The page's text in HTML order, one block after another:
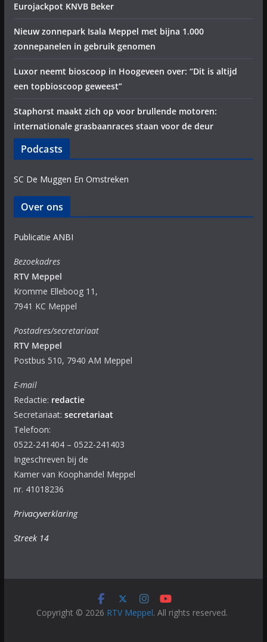
Eurojackpot KNVB Beker
Nieuw zonnepark Isala Meppel met bijna 1.000
zonnepanelen in gebruik genomen
Luxor neemt bioscoop in Hoogeveen over: “Dit is altijd
een topbioscoop geweest”
Staphorst maakt zich op voor brullende motoren:
internationale grasbaanraces staan voor de deur
Podcasts
SC De Muggen En Omstreken
Over ons
Publicatie ANBI
Bezoekadres
RTV Meppel
Kromme Elleboog 11,
7941 KC Meppel
Postadres/secretariaat
RTV Meppel
Postbus 510, 7940 AM Meppel
E-mail
Redactie: redactie
Secretariaat: secretariaat
Telefoon:
0522-241404 – 0522-241403
Ingeschreven bij de
Kamer van Koophandel Meppel
nr. 41018236
Privacyverklaring
Streek 14
Copyright © 2026 RTV Meppel. All rights reserved.